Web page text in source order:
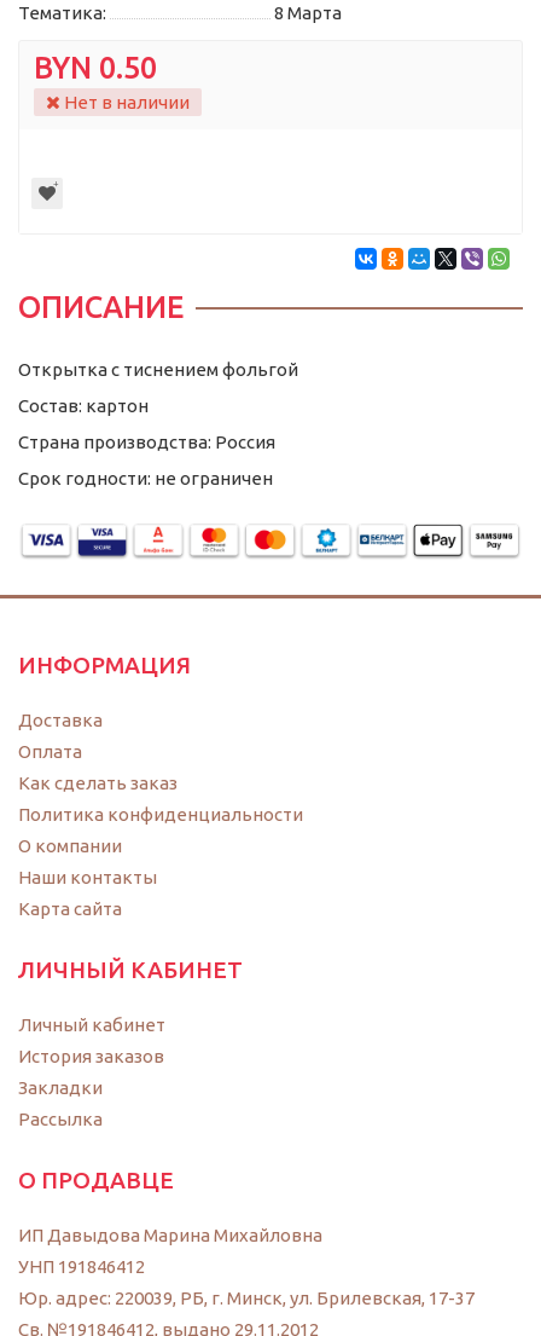
Тематика:
8 Марта
BYN 0.50
Нет в наличии
ОПИСАНИЕ
Открытка с тиснением фольгой
Состав: картон
Страна производства: Россия
Срок годности: не ограничен
ИНФОРМАЦИЯ
Доставка
Оплата
Как сделать заказ
Политика конфиденциальности
O компании
Наши контакты
Карта сайта
ЛИЧНЫЙ КАБИНЕТ
Личный кабинет
История заказов
Закладки
Рассылка
О ПРОДАВЦЕ
ИП Давыдова Марина Михайловна
УНП 191846412
Юр. адрес: 220039, РБ, г. Минск, ул. Брилевская, 17-37
Св. №191846412, выдано 29.11.2012